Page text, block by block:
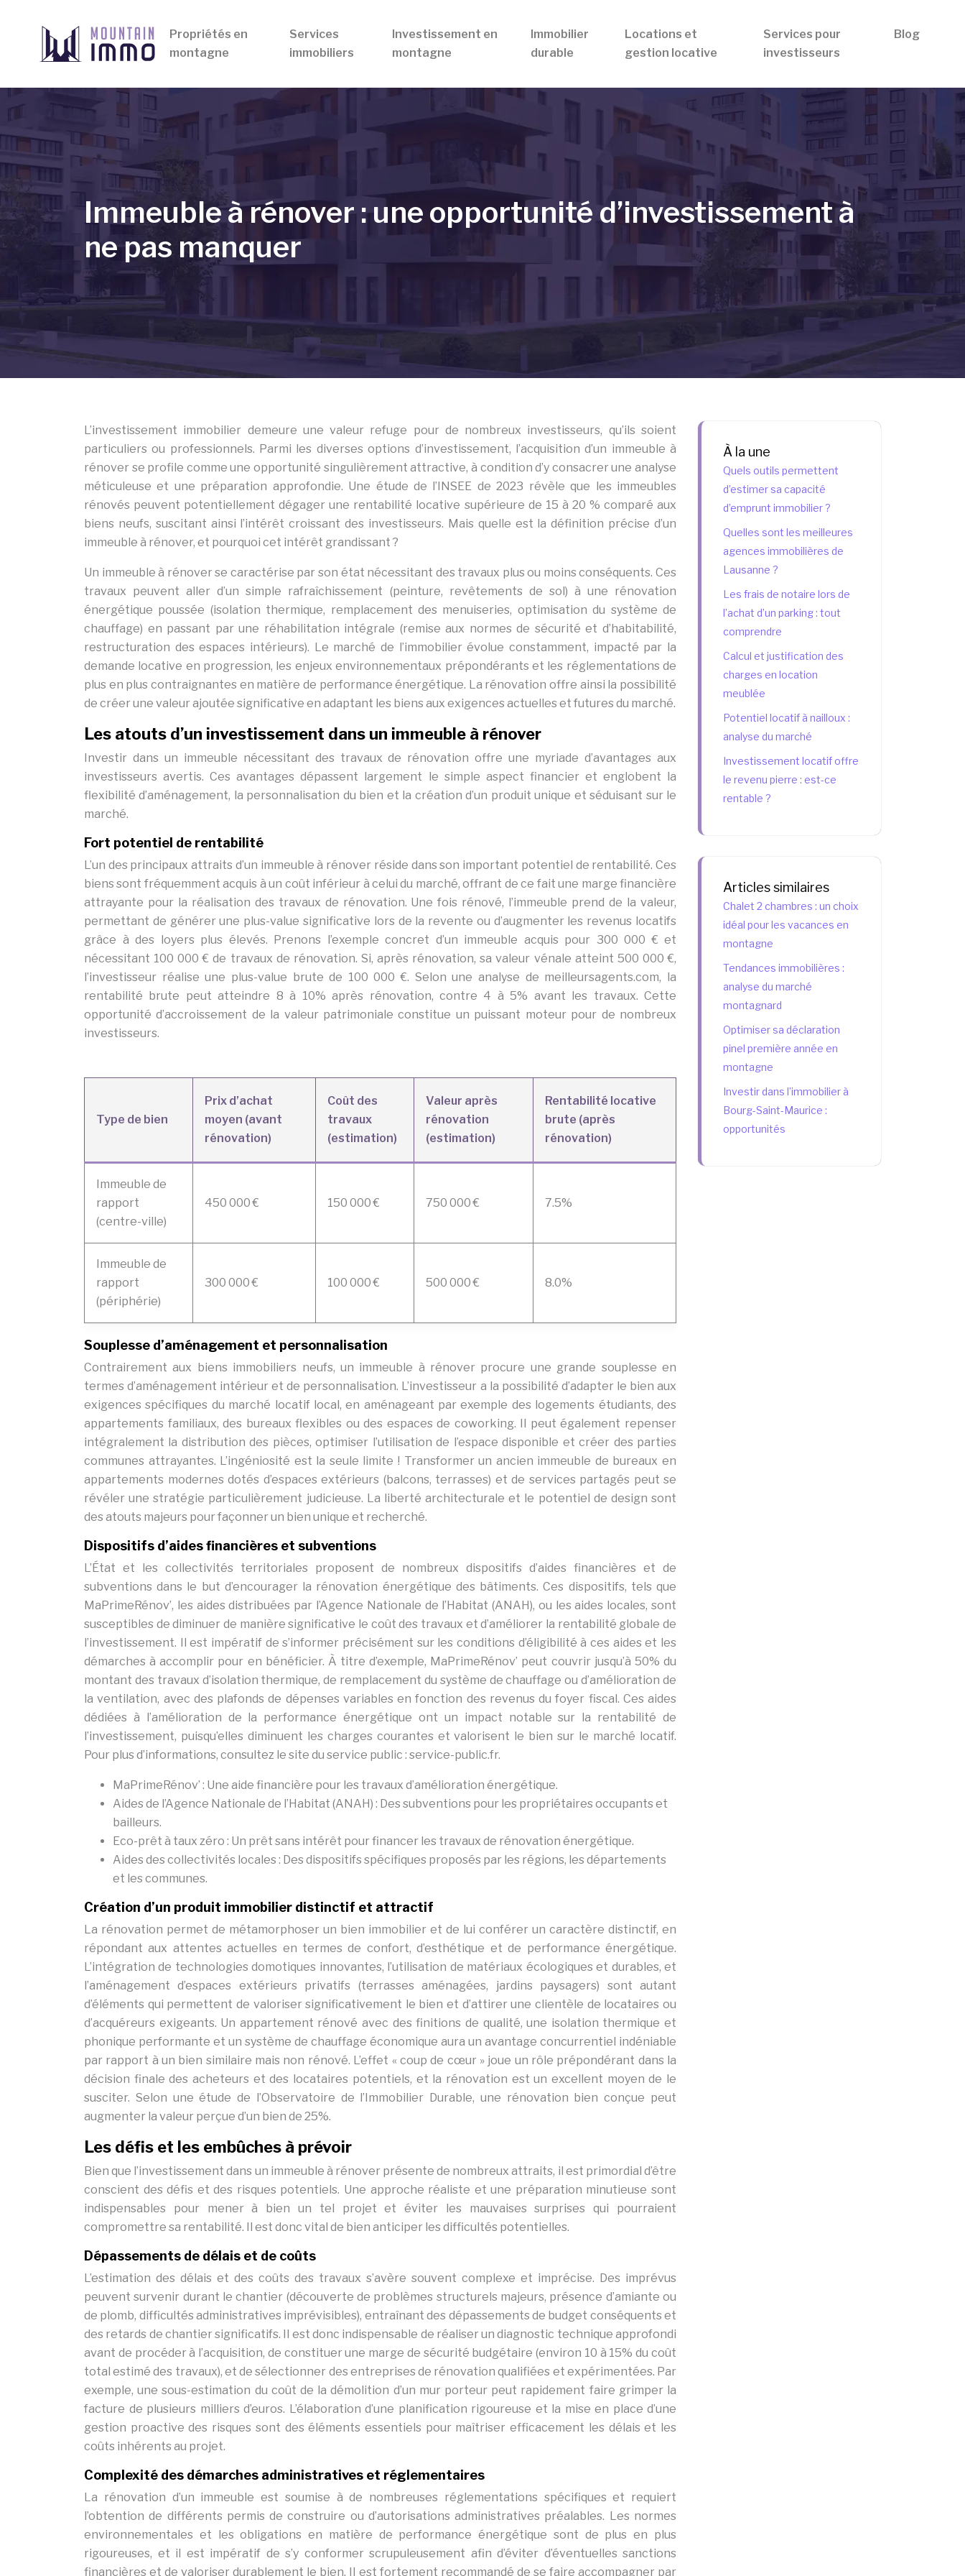
Propriétés en
montagne
Services
immobiliers
Investissement en
montagne
Immobilier
durable
Locations et
gestion locative
Services pour
investisseurs
Blog
Immeuble à rénover : une opportunité d’investissement à
ne pas manquer
L’investissement immobilier demeure une valeur refuge pour de nombreux investisseurs, qu’ils soient
particuliers ou professionnels. Parmi les diverses options d’investissement, l’acquisition d’un immeuble à
rénover se profile comme une opportunité singulièrement attractive, à condition d’y consacrer une analyse
méticuleuse et une préparation approfondie. Une étude de l’INSEE de 2023 révèle que les immeubles
rénovés peuvent potentiellement dégager une rentabilité locative supérieure de 15 à 20 % comparé aux
biens neufs, suscitant ainsi l’intérêt croissant des investisseurs. Mais quelle est la définition précise d’un
immeuble à rénover, et pourquoi cet intérêt grandissant ?
Un immeuble à rénover se caractérise par son état nécessitant des travaux plus ou moins conséquents. Ces
travaux peuvent aller d’un simple rafraîchissement (peinture, revêtements de sol) à une rénovation
énergétique poussée (isolation thermique, remplacement des menuiseries, optimisation du système de
chauffage) en passant par une réhabilitation intégrale (remise aux normes de sécurité et d’habitabilité,
restructuration des espaces intérieurs). Le marché de l’immobilier évolue constamment, impacté par la
demande locative en progression, les enjeux environnementaux prépondérants et les réglementations de
plus en plus contraignantes en matière de performance énergétique. La rénovation offre ainsi la possibilité
de créer une valeur ajoutée significative en adaptant les biens aux exigences actuelles et futures du marché.
Les atouts d’un investissement dans un immeuble à rénover
Investir dans un immeuble nécessitant des travaux de rénovation offre une myriade d’avantages aux
investisseurs avertis. Ces avantages dépassent largement le simple aspect financier et englobent la
flexibilité d’aménagement, la personnalisation du bien et la création d’un produit unique et séduisant sur le
marché.
Fort potentiel de rentabilité
L’un des principaux attraits d’un immeuble à rénover réside dans son important potentiel de rentabilité. Ces
biens sont fréquemment acquis à un coût inférieur à celui du marché, offrant de ce fait une marge financière
attrayante pour la réalisation des travaux de rénovation. Une fois rénové, l’immeuble prend de la valeur,
permettant de générer une plus-value significative lors de la revente ou d’augmenter les revenus locatifs
grâce à des loyers plus élevés. Prenons l’exemple concret d’un immeuble acquis pour 300 000 € et
nécessitant 100 000 € de travaux de rénovation. Si, après rénovation, sa valeur vénale atteint 500 000 €,
l’investisseur réalise une plus-value brute de 100 000 €. Selon une analyse de meilleursagents.com, la
rentabilité brute peut atteindre 8 à 10% après rénovation, contre 4 à 5% avant les travaux. Cette
opportunité d’accroissement de la valeur patrimoniale constitue un puissant moteur pour de nombreux
investisseurs.
Type de bien
Prix d’achat
moyen (avant
rénovation)
Coût des
travaux
(estimation)
Valeur après
rénovation
(estimation)
Rentabilité locative
brute (après
rénovation)
Immeuble de
rapport
(centre-ville)
450 000 € 150 000 € 750 000 € 7.5%
Immeuble de
rapport
(périphérie)
300 000 € 100 000 € 500 000 € 8.0%
Souplesse d’aménagement et personnalisation
Contrairement aux biens immobiliers neufs, un immeuble à rénover procure une grande souplesse en
termes d’aménagement intérieur et de personnalisation. L’investisseur a la possibilité d’adapter le bien aux
exigences spécifiques du marché locatif local, en aménageant par exemple des logements étudiants, des
appartements familiaux, des bureaux flexibles ou des espaces de coworking. Il peut également repenser
intégralement la distribution des pièces, optimiser l’utilisation de l’espace disponible et créer des parties
communes attrayantes. L’ingéniosité est la seule limite ! Transformer un ancien immeuble de bureaux en
appartements modernes dotés d’espaces extérieurs (balcons, terrasses) et de services partagés peut se
révéler une stratégie particulièrement judicieuse. La liberté architecturale et le potentiel de design sont
des atouts majeurs pour façonner un bien unique et recherché.
Dispositifs d’aides financières et subventions
L’État et les collectivités territoriales proposent de nombreux dispositifs d’aides financières et de
subventions dans le but d’encourager la rénovation énergétique des bâtiments. Ces dispositifs, tels que
MaPrimeRénov’, les aides distribuées par l’Agence Nationale de l’Habitat (ANAH), ou les aides locales, sont
susceptibles de diminuer de manière significative le coût des travaux et d’améliorer la rentabilité globale de
l’investissement. Il est impératif de s’informer précisément sur les conditions d’éligibilité à ces aides et les
démarches à accomplir pour en bénéficier. À titre d’exemple, MaPrimeRénov’ peut couvrir jusqu’à 50% du
montant des travaux d’isolation thermique, de remplacement du système de chauffage ou d’amélioration de
la ventilation, avec des plafonds de dépenses variables en fonction des revenus du foyer fiscal. Ces aides
dédiées à l’amélioration de la performance énergétique ont un impact notable sur la rentabilité de
l’investissement, puisqu’elles diminuent les charges courantes et valorisent le bien sur le marché locatif.
Pour plus d’informations, consultez le site du service public : service-public.fr.
MaPrimeRénov’ : Une aide financière pour les travaux d’amélioration énergétique.
Aides de l’Agence Nationale de l’Habitat (ANAH) : Des subventions pour les propriétaires occupants et
bailleurs.
Eco-prêt à taux zéro : Un prêt sans intérêt pour financer les travaux de rénovation énergétique.
Aides des collectivités locales : Des dispositifs spécifiques proposés par les régions, les départements
et les communes.
Création d’un produit immobilier distinctif et attractif
La rénovation permet de métamorphoser un bien immobilier et de lui conférer un caractère distinctif, en
répondant aux attentes actuelles en termes de confort, d’esthétique et de performance énergétique.
L’intégration de technologies domotiques innovantes, l’utilisation de matériaux écologiques et durables, et
l’aménagement d’espaces extérieurs privatifs (terrasses aménagées, jardins paysagers) sont autant
d’éléments qui permettent de valoriser significativement le bien et d’attirer une clientèle de locataires ou
d’acquéreurs exigeants. Un appartement rénové avec des finitions de qualité, une isolation thermique et
phonique performante et un système de chauffage économique aura un avantage concurrentiel indéniable
par rapport à un bien similaire mais non rénové. L’effet « coup de cœur » joue un rôle prépondérant dans la
décision finale des acheteurs et des locataires potentiels, et la rénovation est un excellent moyen de le
susciter. Selon une étude de l’Observatoire de l’Immobilier Durable, une rénovation bien conçue peut
augmenter la valeur perçue d’un bien de 25%.
Les défis et les embûches à prévoir
Bien que l’investissement dans un immeuble à rénover présente de nombreux attraits, il est primordial d’être
conscient des défis et des risques potentiels. Une approche réaliste et une préparation minutieuse sont
indispensables pour mener à bien un tel projet et éviter les mauvaises surprises qui pourraient
compromettre sa rentabilité. Il est donc vital de bien anticiper les difficultés potentielles.
Dépassements de délais et de coûts
L’estimation des délais et des coûts des travaux s’avère souvent complexe et imprécise. Des imprévus
peuvent survenir durant le chantier (découverte de problèmes structurels majeurs, présence d’amiante ou
de plomb, difficultés administratives imprévisibles), entraînant des dépassements de budget conséquents et
des retards de chantier significatifs. Il est donc indispensable de réaliser un diagnostic technique approfondi
avant de procéder à l’acquisition, de constituer une marge de sécurité budgétaire (environ 10 à 15% du coût
total estimé des travaux), et de sélectionner des entreprises de rénovation qualifiées et expérimentées. Par
exemple, une sous-estimation du coût de la démolition d’un mur porteur peut rapidement faire grimper la
facture de plusieurs milliers d’euros. L’élaboration d’une planification rigoureuse et la mise en place d’une
gestion proactive des risques sont des éléments essentiels pour maîtriser efficacement les délais et les
coûts inhérents au projet.
Complexité des démarches administratives et réglementaires
La rénovation d’un immeuble est soumise à de nombreuses réglementations spécifiques et requiert
l’obtention de différents permis de construire ou d’autorisations administratives préalables. Les normes
environnementales et les obligations en matière de performance énergétique sont de plus en plus
rigoureuses, et il est impératif de s’y conformer scrupuleusement afin d’éviter d’éventuelles sanctions
financières et de valoriser durablement le bien. Il est fortement recommandé de se faire accompagner par
À la une
Quels outils permettent
d’estimer sa capacité
d’emprunt immobilier ?
Quelles sont les meilleures
agences immobilières de
Lausanne ?
Les frais de notaire lors de
l’achat d’un parking : tout
comprendre
Calcul et justification des
charges en location
meublée
Potentiel locatif à nailloux :
analyse du marché
Investissement locatif offre
le revenu pierre : est-ce
rentable ?
Articles similaires
Chalet 2 chambres : un choix
idéal pour les vacances en
montagne
Tendances immobilières :
analyse du marché
montagnard
Optimiser sa déclaration
pinel première année en
montagne
Investir dans l’immobilier à
Bourg-Saint-Maurice :
opportunités